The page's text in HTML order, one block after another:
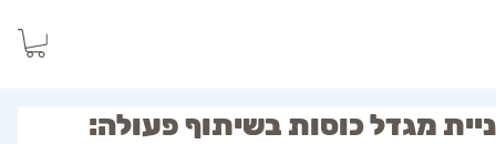
מגדל כוסות בשיתוף פעולה: